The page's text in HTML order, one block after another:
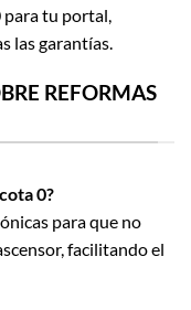
para tu portal,
las garantías.
REFORMAS
0?
para que no
facilitando el